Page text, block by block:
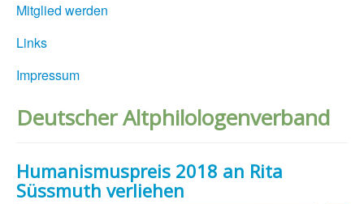
Mitglied werden
Links
Impressum
Deutscher Altphilologenverband
Humanismuspreis 2018 an Rita
Süssmuth verliehen